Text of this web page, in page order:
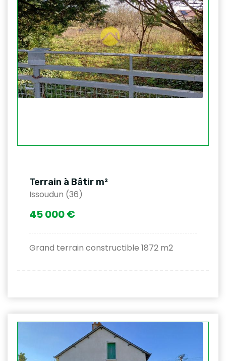
Terrain à Bâtir m²
Issoudun (36)
45 000 €
Grand terrain constructible 1872 m2